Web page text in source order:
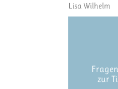
Lisa Wilhelm
zur